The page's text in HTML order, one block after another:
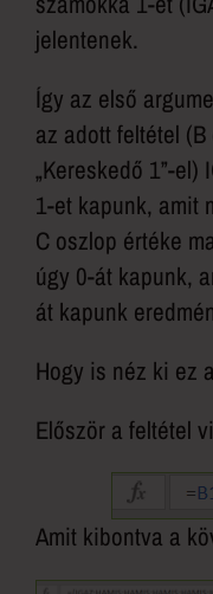
jelentenek.
Így az első
az adott feltétel
„Kereskedő 1”-
1-et kapunk, amit
C oszlop értéke
úgy 0-át kapunk,
át kapunk
Hogy is néz ki ez
Először a feltétel
Amit kibontva a